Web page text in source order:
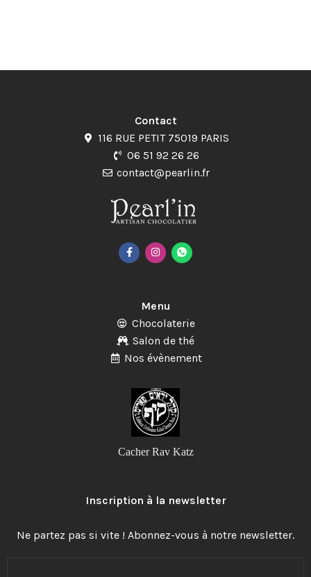
Contact
116 RUE PETIT 75019 PARIS
06 51 92 26 26
contact@pearlin.fr
Menu
Chocolaterie
Salon de thé
Nos évènement
Cacher Rav Katz
Inscription à la newsletter
Ne partez pas si vite ! Abonnez-vous à notre newsletter.